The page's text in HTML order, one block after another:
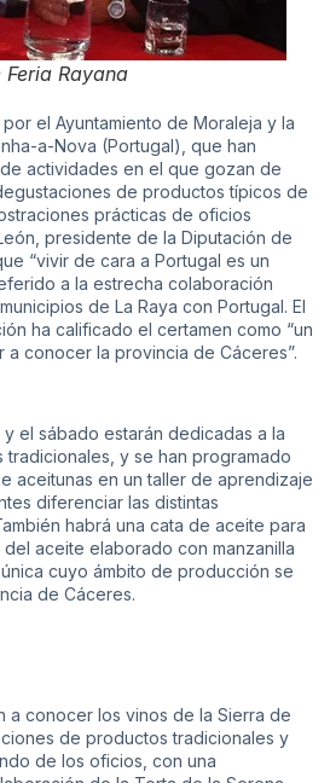
Rayana
el Ayuntamiento de Moraleja y la
a-Nova (Portugal), que han
actividades en el que gozan de
de productos típicos de
prácticas de oficios
presidente de la Diputación de
“vivir de cara a Portugal es un
a la estrecha colaboración
de La Raya con Portugal. El
ha calificado el certamen como “un
a conocer la provincia de Cáceres”.
el sábado estarán dedicadas a la
tradicionales, y se han programado
aceitunas en un taller de aprendizaje
diferenciar las distintas
habrá una cata de aceite para
aceite elaborado con manzanilla
cuyo ámbito de producción se
de Cáceres.
a conocer los vinos de la Sierra de
de productos tradicionales y
de los oficios, con una